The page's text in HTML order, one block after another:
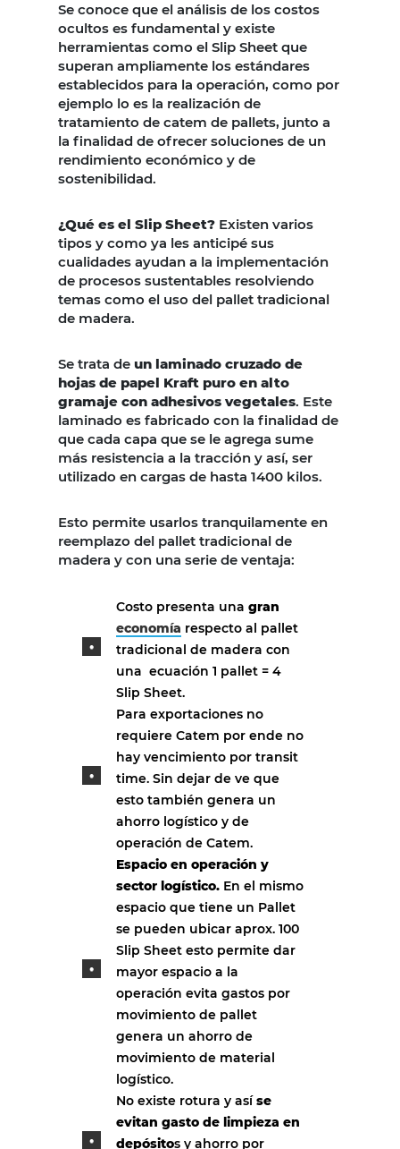
Se conoce que el análisis de los costos
ocultos es fundamental y existe
herramientas como el Slip Sheet que
superan ampliamente los estándares
establecidos para la operación, como por
ejemplo lo es la realización de
tratamiento de catem de pallets, junto a
la finalidad de ofrecer soluciones de un
rendimiento económico y de
sostenibilidad.
¿Qué es el Slip Sheet? Existen varios
tipos y como ya les anticipé sus
cualidades ayudan a la implementación
de procesos sustentables resolviendo
temas como el uso del pallet tradicional
de madera.
Se trata de un laminado cruzado de
hojas de papel Kraft puro en alto
gramaje con adhesivos vegetales. Este
laminado es fabricado con la finalidad de
que cada capa que se le agrega sume
más resistencia a la tracción y así, ser
utilizado en cargas de hasta 1400 kilos.
Esto permite usarlos tranquilamente en
reemplazo del pallet tradicional de
madera y con una serie de ventaja:
Costo presenta una gran
economía respecto al pallet
tradicional de madera con
una ecuación 1 pallet = 4
Slip Sheet.
Para exportaciones no
requiere Catem por ende no
hay vencimiento por transit
time. Sin dejar de ve que
esto también genera un
ahorro logístico y de
operación de Catem.
Espacio en operación y
sector logístico. En el mismo
espacio que tiene un Pallet
se pueden ubicar aprox. 100
Slip Sheet esto permite dar
mayor espacio a la
operación evita gastos por
movimiento de pallet
genera un ahorro de
movimiento de material
logístico.
No existe rotura y asíse
evitan gasto de limpieza en
depósitos y ahorro por